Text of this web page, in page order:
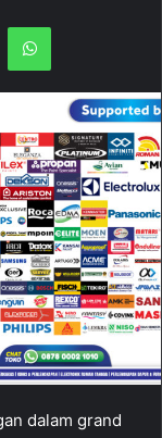
dalam grand